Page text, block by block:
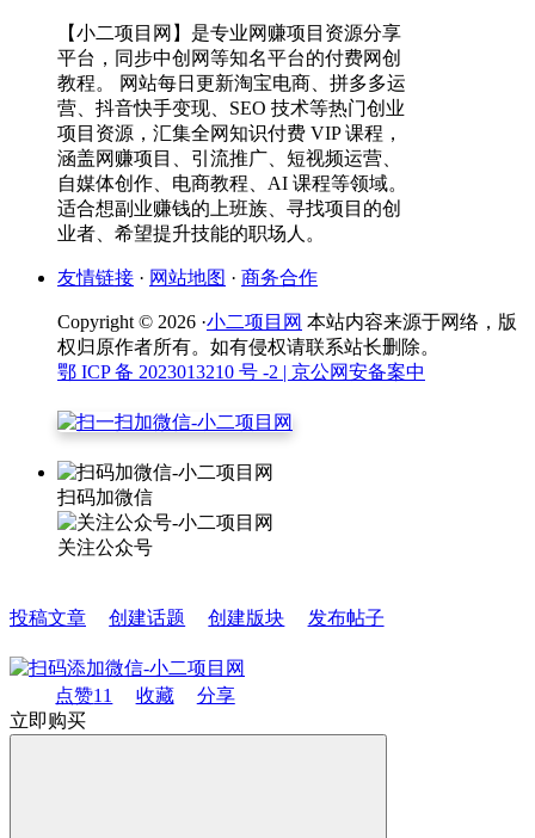
【小二项目网】是专业网赚项目资源分享
平台，同步中创网等知名平台的付费网创
教程。 网站每日更新淘宝电商、拼多多运
营、抖音快手变现、SEO 技术等热门创业
项目资源，汇集全网知识付费 VIP 课程，
涵盖网赚项目、引流推广、短视频运营、
自媒体创作、电商教程、AI 课程等领域。
适合想副业赚钱的上班族、寻找项目的创
业者、希望提升技能的职场人。
友情链接 · 网站地图 · 商务合作
Copyright © 2026 ·小二项目网 本站内容来源于网络，版
权归原作者所有。如有侵权请联系站长删除。
鄂 ICP 备 2023013210 号 -2 | 京公网安备案中
扫码加微信
关注公众号
投稿文章 创建话题 创建版块 发布帖子
点赞11 收藏
分享
立即购买